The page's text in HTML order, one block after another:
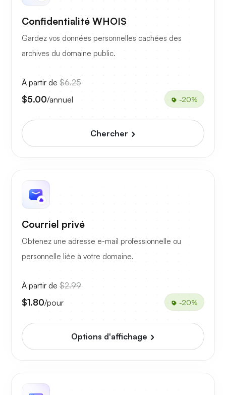
Confidentialité WHOIS
Gardez vos données personnelles cachées des
archives du domaine public.
À partir de $6.25
$5.00/annuel -20%
Chercher
Courriel privé
Obtenez une adresse e-mail professionnelle ou
personnelle liée à votre domaine.
À partir de $2.99
$1.80/pour -20%
Options d'affichage